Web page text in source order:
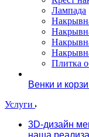
Лампада
Плитка
Венки и
Услуги
3D-дизайн
наша